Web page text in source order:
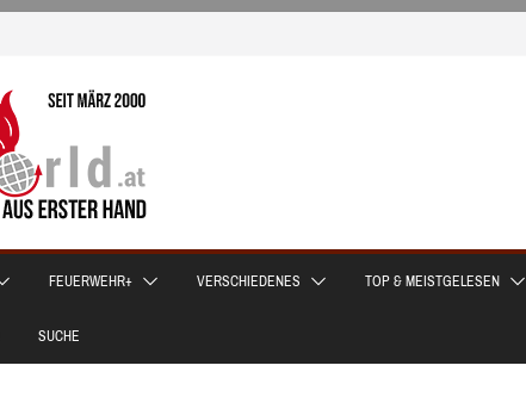
FEUERWEHR+ VERSCHIEDENES TOP & MEISTGELESEN
SUCHE